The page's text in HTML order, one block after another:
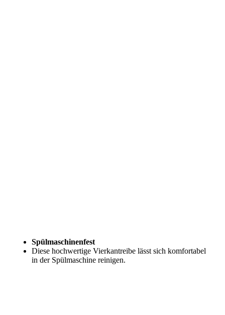
Spülmaschinenfest
Diese hochwertige Vierkantreibe lässt sich komfortabel
in der Spülmaschine reinigen.